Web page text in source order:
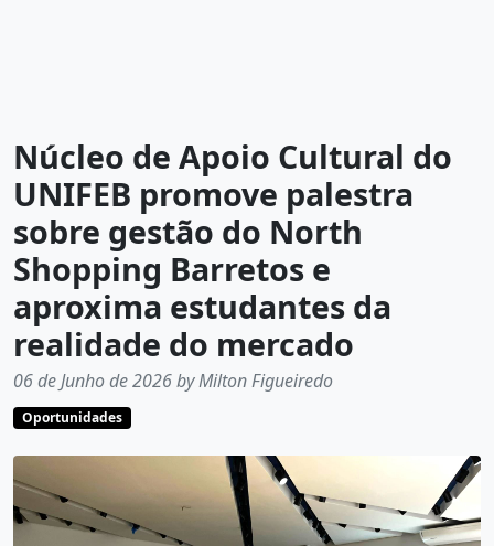
Núcleo de Apoio Cultural do
UNIFEB promove palestra
sobre gestão do North
Shopping Barretos e
aproxima estudantes da
realidade do mercado
06 de Junho de 2026 by Milton Figueiredo
Oportunidades